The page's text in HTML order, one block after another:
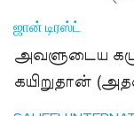
ஜான் டிரஸ்ட்
அவளுடைய
கயிறுதான்